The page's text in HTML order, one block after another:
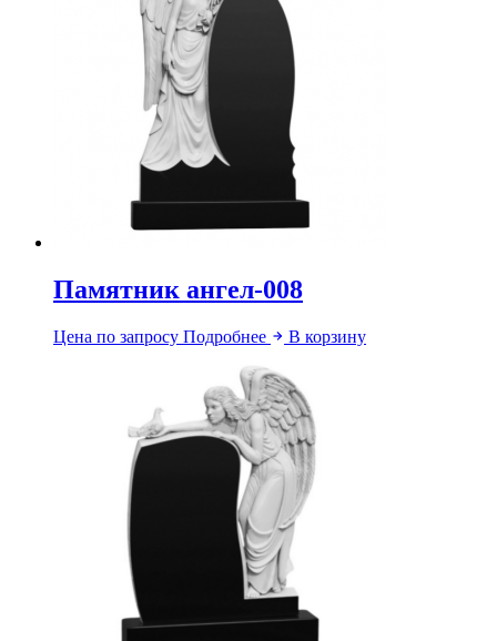
Памятник ангел-008
Цена по запросу Подробнее В корзину